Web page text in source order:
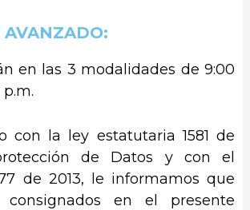
AVANZADO:
en las 3 modalidades de 9:00
p.m.
con la ley estatutaria 1581 de
de Datos y con el
de 2013, le informamos que
en el presente